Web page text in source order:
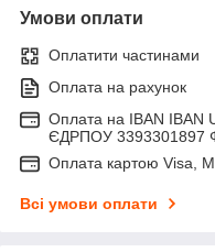
Умови оплати
Оплатити частинами
Оплата на рахунок
Оплата на IBAN IBAN
ЄДРПОУ 3393301897
Оплата картою Visa,
Всі умови оплати